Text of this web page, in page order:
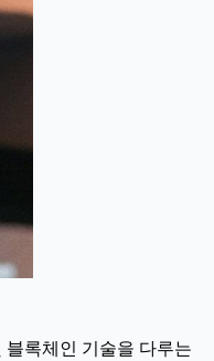
록체인 기술을 다루는